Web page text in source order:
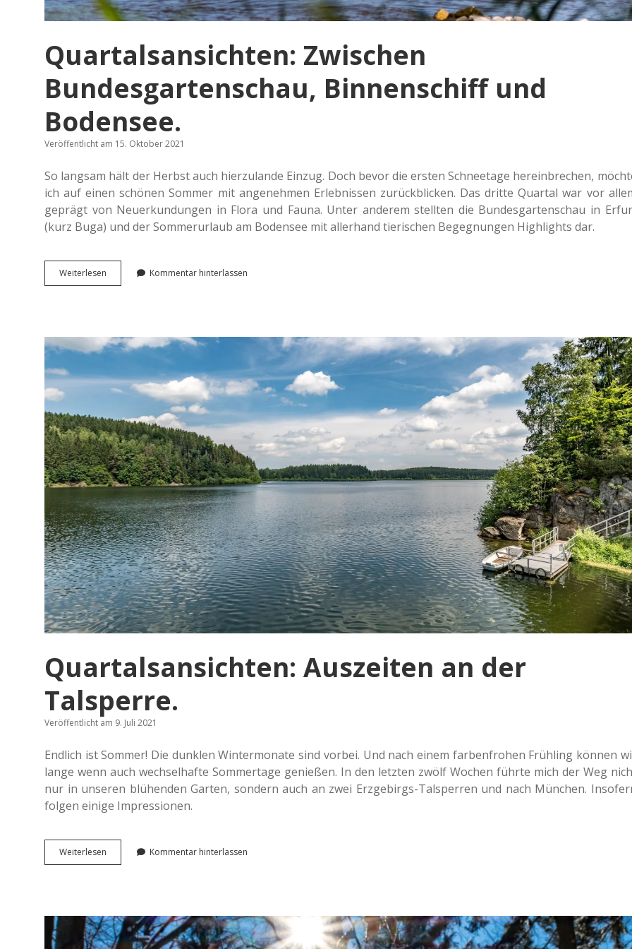
Quartalsansichten: Zwischen
Bundesgartenschau, Binnenschiff und
Bodensee.
Veröffentlicht am 15. Oktober 2021
So lang­sam hält der Herbst auch hier­zu­lan­de Einzug. Doch bevor die ersten Schnee­ta­ge her­ein­bre­chen,
ich auf einen schö­nen Sommer mit ange­neh­men Erleb­nis­sen zurück­bli­cken. Das dritte Quar­tal war vor
geprägt von Neu­erkun­dun­gen in Flora und Fauna. Unter ande­rem stell­ten die Bun­des­gar­ten­schau in
(kurz Buga) und der Som­mer­ur­laub am Boden­see mit aller­hand tie­ri­schen Begeg­nun­gen High­lights dar.
Wei­ter­le­sen
tals­
Zwi­
schen
des­
gar­
Bin­
nen­
schiff
und
Bodensee.
Kommentar hinterlassen
Quartalsansichten: Auszeiten an der
Talsperre.
Veröffentlicht am 9. Juli 2021
End­lich ist Sommer! Die dunk­len Win­ter­mo­na­te sind vorbei. Und nach einem far­ben­fro­hen Früh­ling können
lange wenn auch wech­sel­haf­te Som­mer­ta­ge genie­ßen. In den letz­ten zwölf Wochen führte mich der Weg
nur in unse­ren blü­hen­den Garten, son­dern auch an zwei Erz­ge­birgs-Tal­sper­ren und nach Mün­chen.
folgen einige Impressionen.
Wei­ter­le­sen
tals­
Aus­
zei­
ten
Kommentar hinterlassen